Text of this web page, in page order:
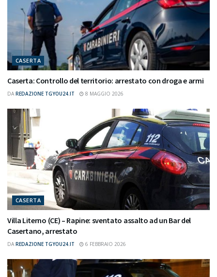
CASERTA
Caserta: Controllo del territorio: arrestato con droga e armi
DA REDAZIONE TGYOU24.IT 8 MAGGIO 2026
CASERTA
Villa Literno (CE) – Rapine: sventato assalto ad un Bar del
Casertano, arrestato
DA REDAZIONE TGYOU24.IT 6 FEBBRAIO 2026